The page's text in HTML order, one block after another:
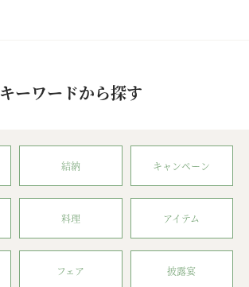
キーワードから探す
結納 キャンペーン
料理 アイテム
フェア 披露宴